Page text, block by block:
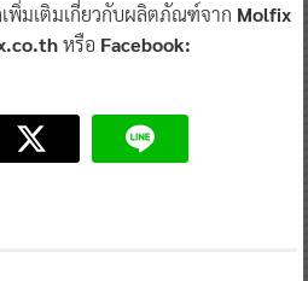
พิ่มเติมเกี่ยวกับผลิตภัณฑ์จาก Molfix
หรือ Facebook: